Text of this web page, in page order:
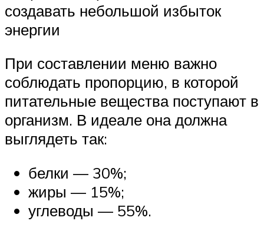
создавать небольшой избыток
энергии
При составлении меню важно
соблюдать пропорцию, в которой
питательные вещества поступают в
организм. В идеале она должна
выглядеть так:
белки — 30%;
жиры — 15%;
углеводы — 55%.